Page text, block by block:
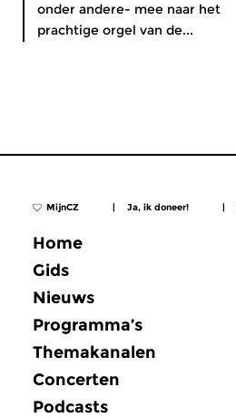
onder andere- mee naar het
prachtige orgel van de...
MijnCZ | Ja, ik doneer! |
Home
Gids
Nieuws
Programma’s
Themakanalen
Concerten
Podcasts